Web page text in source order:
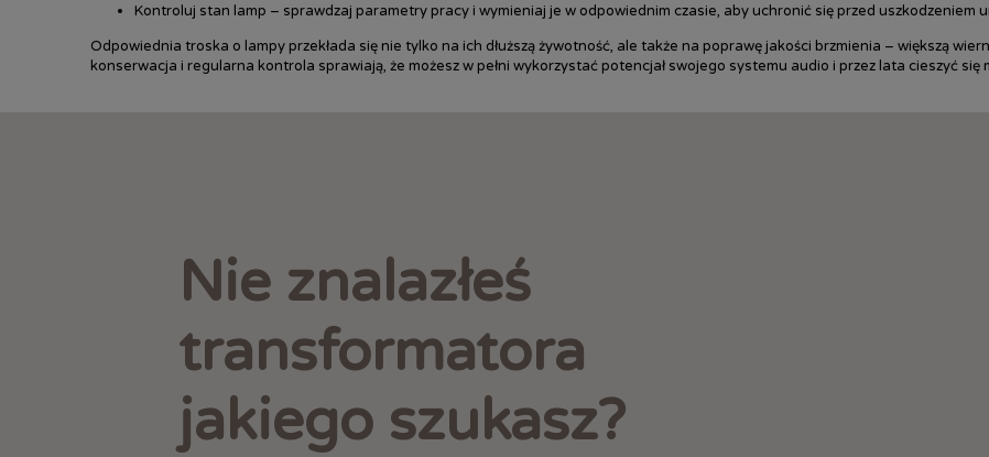
Kontroluj stan lamp – sprawdzaj parametry pracy i wymieniaj je w odpowiednim czasie, aby uchronić się przed uszkodzeniem
Odpowiednia troska o lampy przekłada się nie tylko na ich dłuższą żywotność, ale także na poprawę jakości brzmienia – większą
konserwacja i regularna kontrola sprawiają, że możesz w pełni wykorzystać potencjał swojego systemu audio i przez lata cieszyć się
Nie znalazłeś
transformatora
jakiego szukasz?